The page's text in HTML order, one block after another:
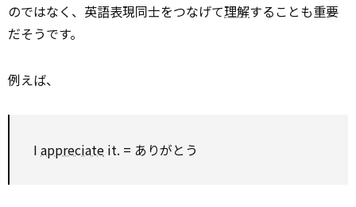
のではなく、英語表現同士をつなげて理解することも重要
だそうです。
例えば、
I appreciate it. = ありがとう